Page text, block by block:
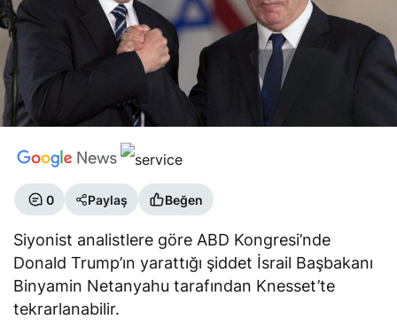
0 Paylaş Beğen
Siyonist analistlere göre ABD Kongresi’nde
Donald Trump’ın yarattığı şiddet İsrail Başbakanı
Binyamin Netanyahu tarafından Knesset’te
tekrarlanabilir.